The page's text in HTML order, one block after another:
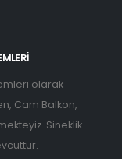
olarak
Cam Balkon,
Sineklik